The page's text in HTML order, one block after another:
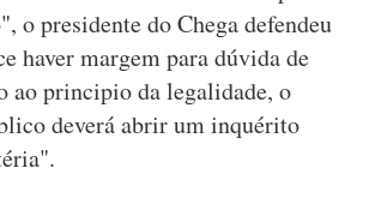
o presidente do Chega defendeu
haver margem para dúvida de
ao principio da legalidade, o
deverá abrir um inquérito